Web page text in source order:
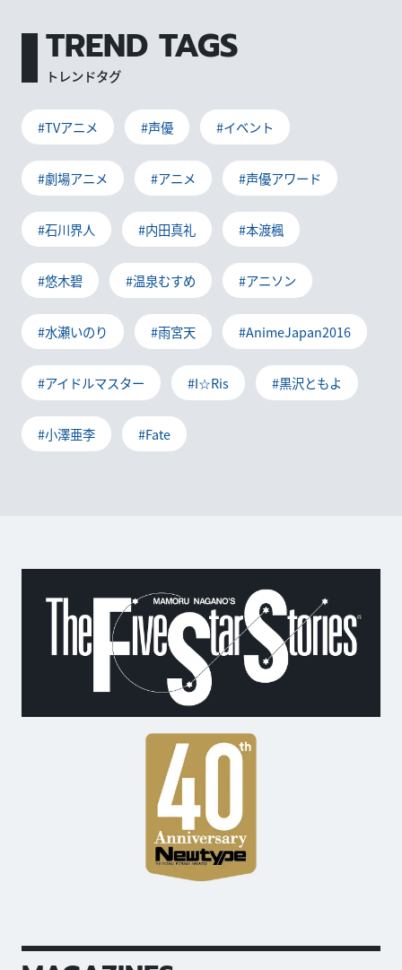
TREND TAGS
トレンドタグ
#TVアニメ #声優 #イベント
#劇場アニメ #アニメ #声優アワード
#石川界人 #内田真礼 #本渡楓
#悠木碧 #温泉むすめ #アニソン
#水瀬いのり #雨宮天 #AnimeJapan2016
#アイドルマスター #I☆Ris #黒沢ともよ
#小澤亜李 #Fate